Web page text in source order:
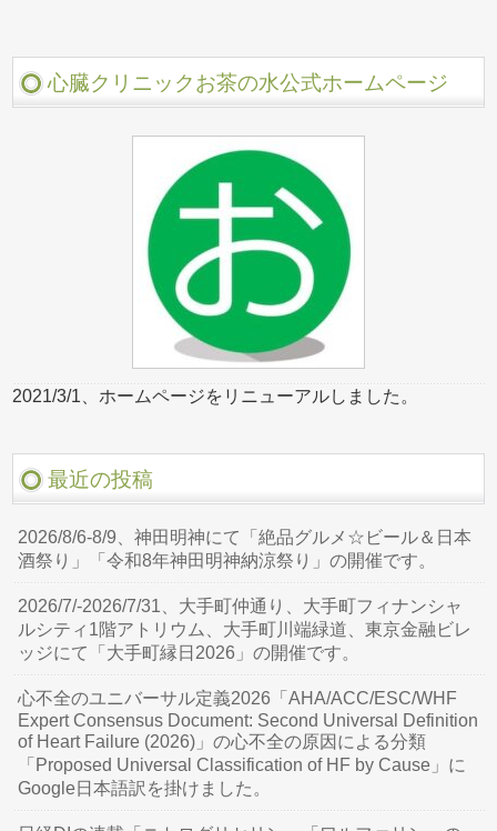
心臓クリニックお茶の水公式ホームページ
2021/3/1、ホームページをリニューアルしました。
最近の投稿
2026/8/6-8/9、神田明神にて「絶品グルメ☆ビール＆日本
酒祭り」「令和8年神田明神納涼祭り」の開催です。
2026/7/-2026/7/31、大手町仲通り、大手町フィナンシャ
ルシティ1階アトリウム、大手町川端緑道、東京金融ビレ
ッジにて「大手町縁日2026」の開催です。
心不全のユニバーサル定義2026「AHA/ACC/ESC/WHF
Expert Consensus Document: Second Universal Definition
of Heart Failure (2026)」の心不全の原因による分類
「Proposed Universal Classification of HF by Cause」に
Google日本語訳を掛けました。